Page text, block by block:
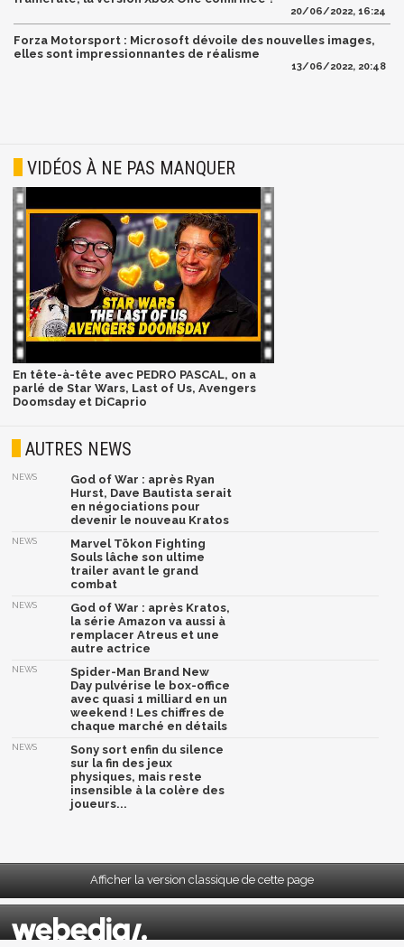
20/06/2022, 16:24
Forza Motorsport : Microsoft dévoile des nouvelles images,
elles sont impressionnantes de réalisme
13/06/2022, 20:48
VIDÉOS À NE PAS MANQUER
En tête-à-tête avec PEDRO PASCAL, on a
parlé de Star Wars, Last of Us, Avengers
Doomsday et DiCaprio
AUTRES NEWS
NEWS
God of War : après Ryan
Hurst, Dave Bautista serait
en négociations pour
devenir le nouveau Kratos
NEWS
Marvel Tōkon Fighting
Souls lâche son ultime
trailer avant le grand
combat
NEWS
God of War : après Kratos,
la série Amazon va aussi à
remplacer Atreus et une
autre actrice
NEWS
Spider-Man Brand New
Day pulvérise le box-office
avec quasi 1 milliard en un
weekend ! Les chiffres de
chaque marché en détails
NEWS
Sony sort enfin du silence
sur la fin des jeux
physiques, mais reste
insensible à la colère des
joueurs...
Afficher la version classique de cette page